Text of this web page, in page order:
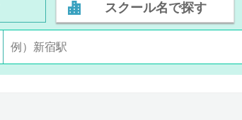
スクール名で探す